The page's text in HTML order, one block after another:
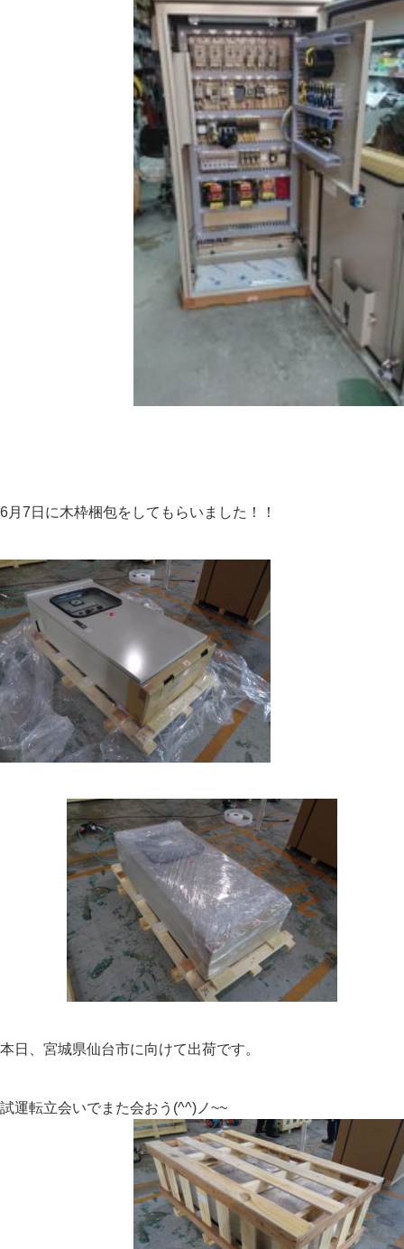
6月7日に木枠梱包をしてもらいました！！
本日、宮城県仙台市に向けて出荷です。
試運転立会いでまた会おう(^^)ノ~~